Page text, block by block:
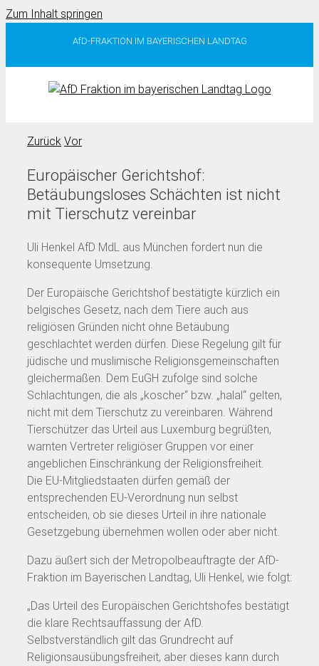
Zum Inhalt springen
AfD-FRAKTION IM BAYERISCHEN LANDTAG
Zurück Vor
Europäischer Gerichtshof:
Betäubungsloses Schächten ist nicht
mit Tierschutz vereinbar
Uli Henkel AfD MdL aus München fordert nun die
konsequente Umsetzung.
Der Europäische Gerichtshof bestätigte kürzlich ein
belgisches Gesetz, nach dem Tiere auch aus
religiösen Gründen nicht ohne Betäubung
geschlachtet werden dürfen. Diese Regelung gilt für
jüdische und muslimische Religionsgemeinschaften
gleichermaßen. Dem EuGH zufolge sind solche
Schlachtungen, die als „koscher“ bzw. „halal“ gelten,
nicht mit dem Tierschutz zu vereinbaren. Während
Tierschützer das Urteil aus Luxemburg begrüßten,
warnten Vertreter religiöser Gruppen vor einer
angeblichen Einschränkung der Religionsfreiheit.
Die EU-Mitgliedstaaten dürfen gemäß der
entsprechenden EU-Verordnung nun selbst
entscheiden, ob sie dieses Urteil in ihre nationale
Gesetzgebung übernehmen wollen oder aber nicht.
Dazu äußert sich der Metropolbeauftragte der AfD-
Fraktion im Bayerischen Landtag, Uli Henkel, wie folgt:
„Das Urteil des Europäischen Gerichtshofes bestätigt
die klare Rechtsauffassung der AfD.
Selbstverständlich gilt das Grundrecht auf
Religionsausübungsfreiheit, aber dieses kann durch